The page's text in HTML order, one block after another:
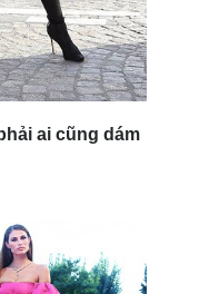
ai cũng dám